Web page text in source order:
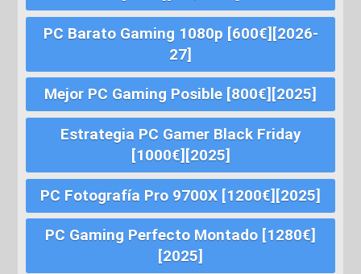
PC Barato Gaming 1080p [600€][2026-
27]
Mejor PC Gaming Posible [800€][2025]
Estrategia PC Gamer Black Friday
[1000€][2025]
PC Fotografía Pro 9700X [1200€][2025]
PC Gaming Perfecto Montado [1280€]
[2025]